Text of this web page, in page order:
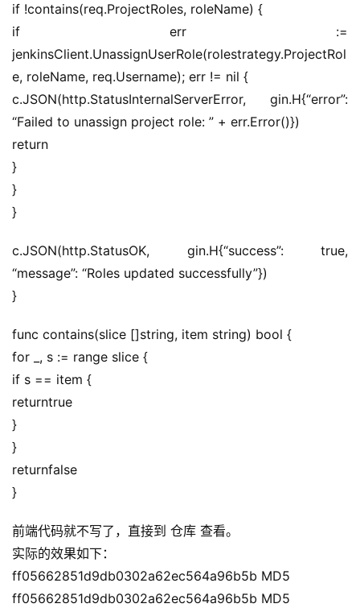
if !contains(req.ProjectRoles, roleName) {
if err :=
jenkinsClient.UnassignUserRole(rolestrategy.ProjectRol
e, roleName, req.Username); err != nil {
c.JSON(http.StatusInternalServerError, gin.H{“error”:
“Failed to unassign project role: ” + err.Error()})
return
}
}
}
c.JSON(http.StatusOK, gin.H{“success”: true,
“message”: “Roles updated successfully”})
}
func contains(slice []string, item string) bool {
for _, s := range slice {
if s == item {
returntrue
}
}
returnfalse
}
前端代码就不写了，直接到 仓库 查看。
实际的效果如下：
ff05662851d9db0302a62ec564a96b5b MD5
ff05662851d9db0302a62ec564a96b5b MD5